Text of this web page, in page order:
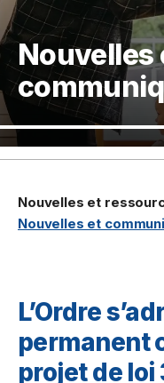
Nouvelles
Nouvelles et
Nouvelles et
L’Ordre
permanent
projet de loi